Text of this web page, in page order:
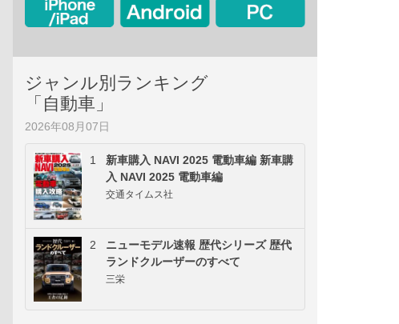
ジャンル別ランキング
「自動車」
2026年08月07日
1
新車購入 NAVI 2025 電動車編 新車購
入 NAVI 2025 電動車編
交通タイムス社
2
ニューモデル速報 歴代シリーズ 歴代
ランドクルーザーのすべて
三栄